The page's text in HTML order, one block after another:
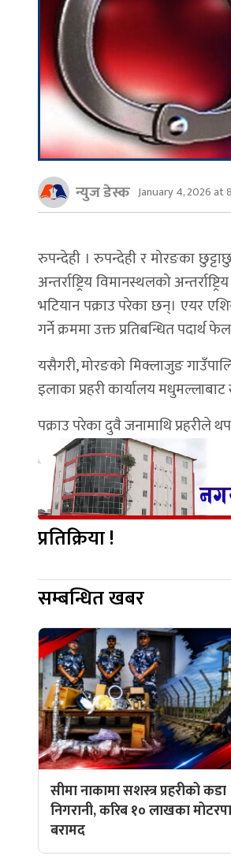
न्युज डेस्क January 4, 2026 at
रुपन्देही । रुपन्देही र मोरङका
अन्तर्राष्ट्रिय विमानस्थलको
भटियान पक्राउ परेका छन्। एयर
गर्ने क्रममा उक्त प्रतिबन्धित पदार्थ
यसैगरी, मोरङको मिक्लाजुङ
इलाका प्रहरी कार्यालय
पक्राउ परेका दुवै जनामाथि प्रहरीले
प्रतिक्रिया !
सम्बन्धित खबर
सीमा नाकामा सशस्त्र प्रहरीको कडा
निगरानी, करिब १० लाखका
बरामद